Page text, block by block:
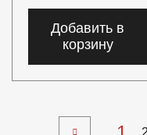
Добавить в
корзину
2